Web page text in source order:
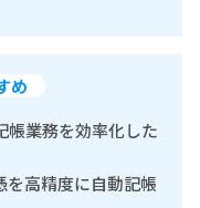
め
帳業務を効率化した
を高精度に自動記帳